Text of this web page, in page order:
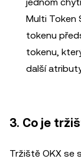
Multi Token
tokenu
tokenu,
další
3. Co je
Tržiště OKX se